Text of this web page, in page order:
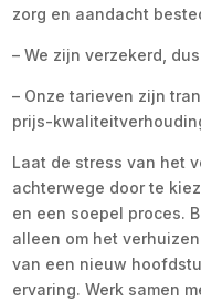
zorg en aandacht
– We zijn verzekerd,
– Onze tarieven zijn
prijs-
Laat de stress van het
achterwege door te
en een soepel proces.
alleen om het
van een nieuw
ervaring. Werk samen